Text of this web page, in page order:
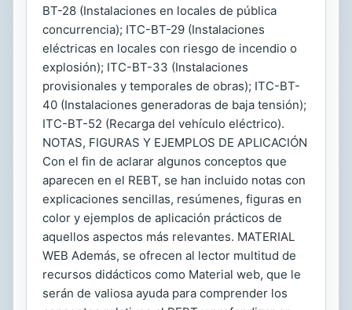
BT-28 (Instalaciones en locales de pública
concurrencia); ITC-BT-29 (Instalaciones
eléctricas en locales con riesgo de incendio o
explosión); ITC-BT-33 (Instalaciones
provisionales y temporales de obras); ITC-BT-
40 (Instalaciones generadoras de baja tensión);
ITC-BT-52 (Recarga del vehículo eléctrico).
NOTAS, FIGURAS Y EJEMPLOS DE APLICACIÓN
Con el fin de aclarar algunos conceptos que
aparecen en el REBT, se han incluido notas con
explicaciones sencillas, resúmenes, figuras en
color y ejemplos de aplicación prácticos de
aquellos aspectos más relevantes. MATERIAL
WEB Además, se ofrecen al lector multitud de
recursos didácticos como Material web, que le
serán de valiosa ayuda para comprender los